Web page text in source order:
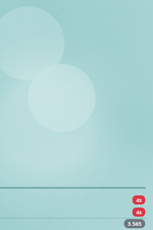
4s
4s
3.565